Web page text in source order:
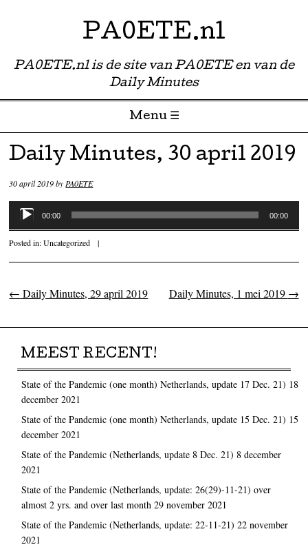
PA0ETE.nl
PA0ETE.nl is de site van PA0ETE en van de
Daily Minutes
Menu ☰
Skip to content
Daily Minutes, 30 april 2019
30 april 2019byPA0ETE
Audiospeler
00:00 00:00
Posted in:Uncategorized |
Post navigation
← Daily Minutes, 29 april 2019 Daily Minutes, 1 mei 2019 →
MEEST RECENT!
State of the Pandemic (one month) Netherlands, update 17 Dec. 21) 18
december 2021
State of the Pandemic (one month) Netherlands, update 15 Dec. 21) 15
december 2021
State of the Pandemic (Netherlands, update 8 Dec. 21) 8 december
2021
State of the Pandemic (Netherlands, update: 26(29)-11-21) over
almost 2 yrs. and over last month 29 november 2021
State of the Pandemic (Netherlands, update: 22-11-21) 22 november
2021